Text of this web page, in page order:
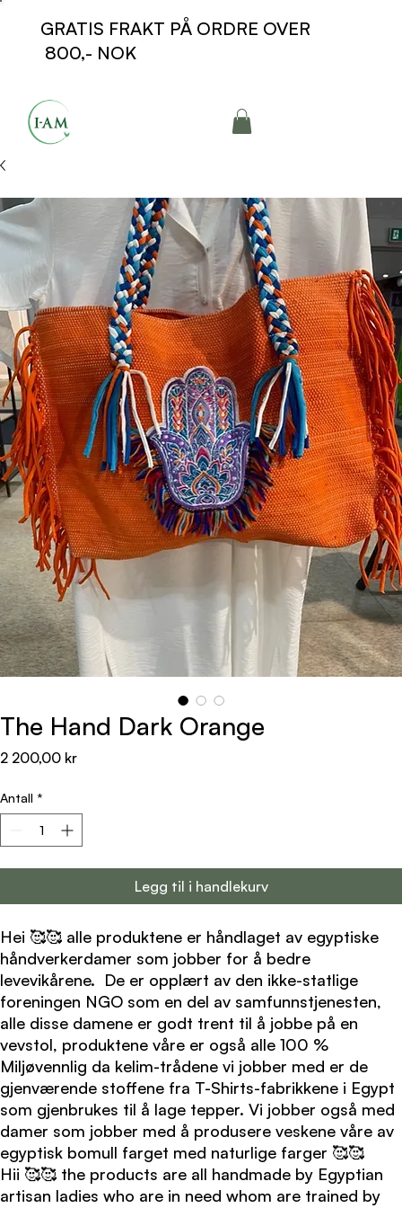
GRATIS FRAKT PÅ ORDRE OVER
800,- NOK
The Hand Dark Orange
2 200,00 krPris
Antall *
Legg til i handlekurv
Hei 🥰🥰 alle produktene er håndlaget av egyptiske
håndverkerdamer som jobber for å bedre
levevikårene. De er opplært av den ikke-statlige
foreningen NGO som en del av samfunnstjenesten,
alle disse damene er godt trent til å jobbe på en
vevstol, produktene våre er også alle 100 %
Miljøvennlig da kelim-trådene vi jobber med er de
gjenværende stoffene fra T-Shirts-fabrikkene i Egypt
som gjenbrukes til å lage tepper. Vi jobber også med
damer som jobber med å produsere veskene våre av
egyptisk bomull farget med naturlige farger 🥰🥰
Hii 🥰🥰 the products are all handmade by Egyptian
artisan ladies who are in need whom are trained by